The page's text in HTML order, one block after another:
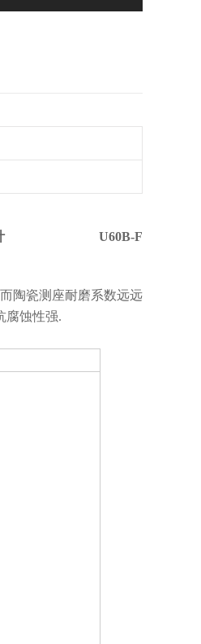
F
陶瓷测座耐磨系数远远
腐蚀性强.